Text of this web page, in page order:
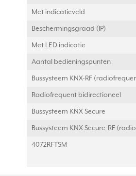
Met indicatieveld
Beschermingsgraad (IP)
Met LED indicatie
Aantal bedieningspunten
Bussysteem KNX-RF
Radiofrequent bidirectioneel
Bussysteem KNX Secure
Bussysteem KNX Secure-RF
4072RFTSM